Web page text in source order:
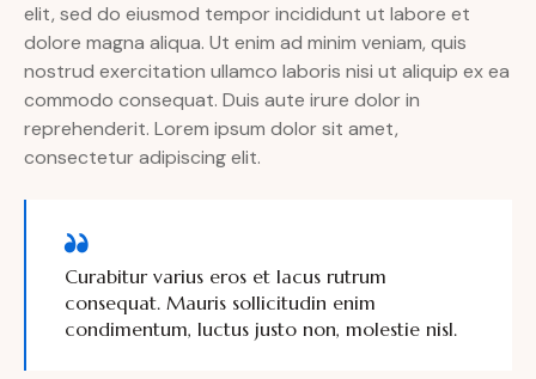
elit, sed do eiusmod tempor incididunt ut labore et
dolore magna aliqua. Ut enim ad minim veniam, quis
nostrud exercitation ullamco laboris nisi ut aliquip ex ea
commodo consequat. Duis aute irure dolor in
reprehenderit. Lorem ipsum dolor sit amet,
consectetur adipiscing elit.
Curabitur varius eros et lacus rutrum
consequat. Mauris sollicitudin enim
condimentum, luctus justo non, molestie nisl.